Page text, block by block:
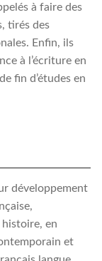
à faire des
tirés des
Enfin, ils
à l’écriture en
fin d’études en
développement
en
et